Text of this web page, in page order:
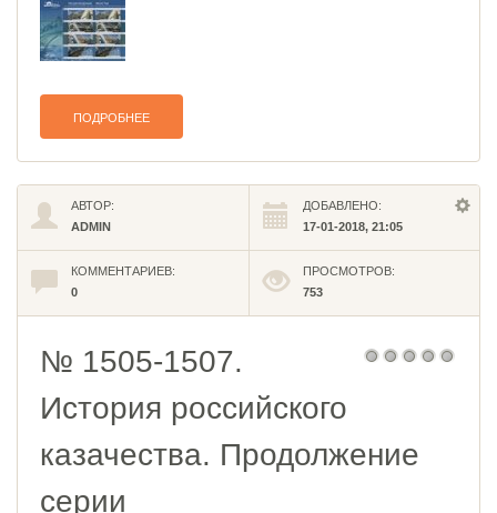
ПОДРОБНЕЕ
АВТОР:
ADMIN
ДОБАВЛЕНО:
17-01-2018, 21:05
КОММЕНТАРИЕВ:
0
ПРОСМОТРОВ:
753
№ 1505-1507.
История российского
казачества. Продолжение
серии